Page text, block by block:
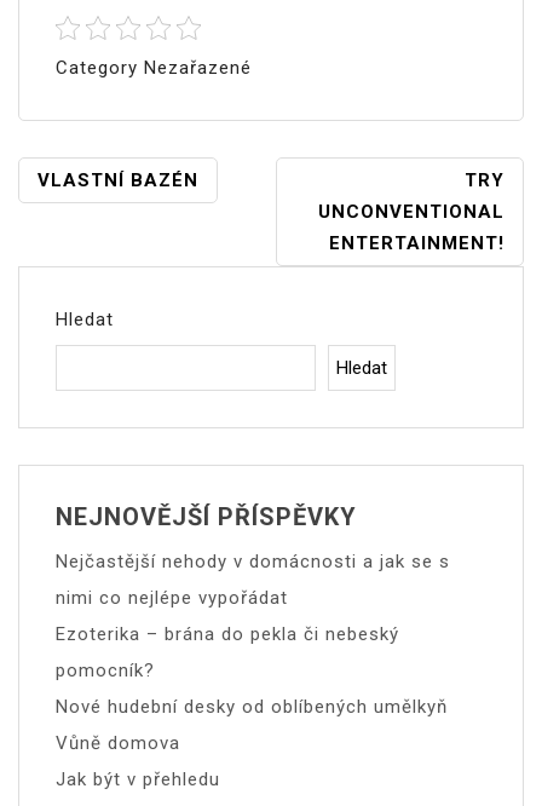
Category Nezařazené
Navigace
Příspěvek
VLASTNÍ BAZÉN
TRY
UNCONVENTIONAL
ENTERTAINMENT!
Hledat
Hledat
NEJNOVĚJŠÍ PŘÍSPĚVKY
Nejčastější nehody v domácnosti a jak se s
nimi co nejlépe vypořádat
Ezoterika – brána do pekla či nebeský
pomocník?
Nové hudební desky od oblíbených umělkyň
Vůně domova
Jak být v přehledu